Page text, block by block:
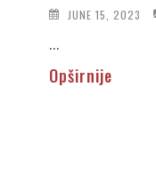
JUNE 15, 2023
...
Opširnije